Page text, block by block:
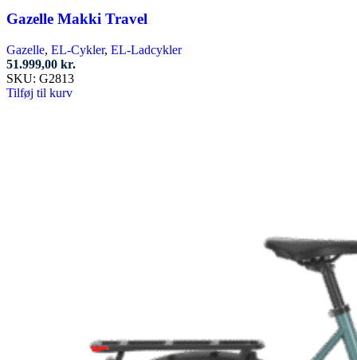
Gazelle Makki Travel
Gazelle, EL-Cykler, EL-Ladcykler
51.999,00 kr.
SKU: G2813
Tilføj til kurv